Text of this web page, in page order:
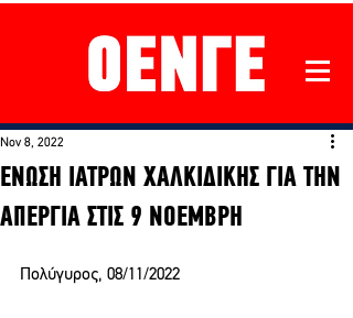
ΕΝΩΣΗ ΙΑΤΡΩΝ ΧΑΛΚΙΔΙΚΗΣ ΓΙΑ ΤΗΝ
ΑΠΕΡΓΙΑ ΣΤΙΣ 9 ΝΟΕΜΒΡΗ
Nov 8, 2022
Πολύγυρος, 08/11/2022